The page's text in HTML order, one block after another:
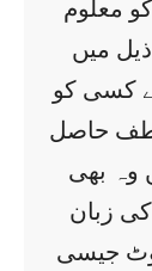
معلوم
میں
کسی کو
حاصل
وہ بھی
زبان
جیسی